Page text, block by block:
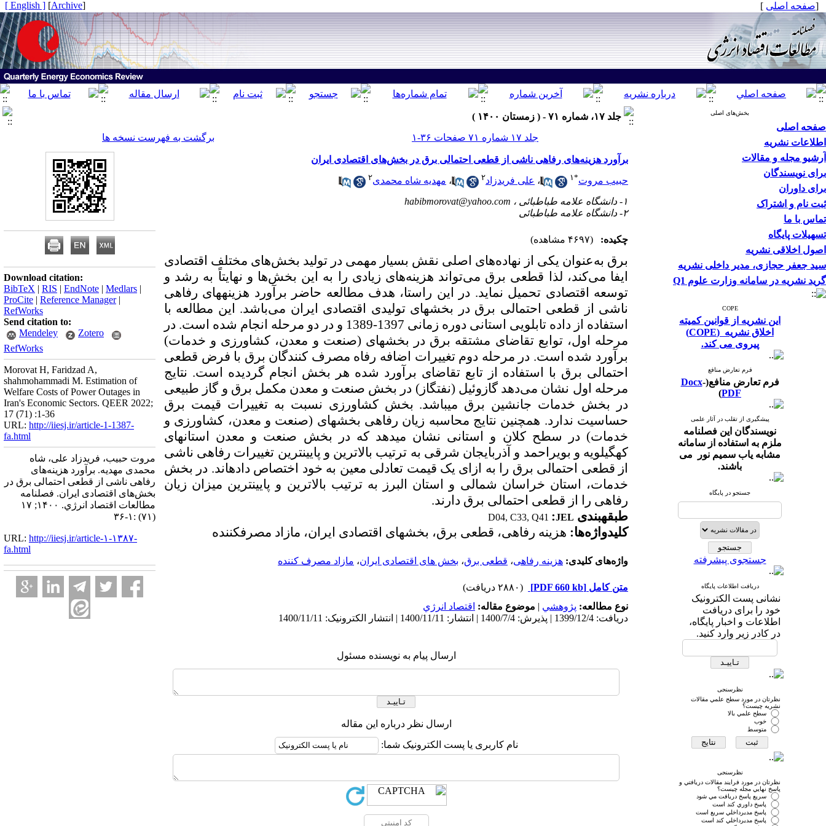
[صفحه اصلی ]
[
Archive
]
[ English ]
بخش‌های اصلی
صفحه اصلی
اطلاعات نشریه
آرشیو مجله و مقالات
برای نویسندگان
برای داوران
ثبت نام و اشتراک
تماس با ما
تسهیلات پایگاه
اصول اخلاقی نشریه
سید جعفر حجازی، مدیر داخلی نشریه
گرید نشریه در سامانه وزارت علوم Q1
COPE
این نشریه از قوانین کمیته
اخلاق نشریه (COPE)
پیروی می کند.
فرم تعارض منافع
فرم تعارض منافع( Docx-
PDF
)
پیشگیری از تقلب در آثار علمی
نویسندگان این فصلنامه
ملزم به استفاده از سامانه
مشابه یاب سمیم نور می
باشند.
جستجو در پایگاه
جستجوی پیشرفته
دریافت اطلاعات پایگاه
نشانی پست الکترونیک
خود را برای دریافت
اطلاعات و اخبار پایگاه،
در کادر زیر وارد کنید.
نظرسنجی
نظرتان در مورد سطح علمي مقالات
نشريه چيست؟
سطح علمي بالا
خوب
متوسط
نظرسنجی
نظرتان در مورد فرايند مقالات دريافتي و
پاسخ نهايي مجله چيست؟
سريع پاسخ دريافت مي شود
پاسخ داوري كند است
پاسخ مديرداخلي سريع است
پاسخ مديرداخلي كند است
جلد ۱۷، شماره ۷۱ - ( زمستان ۱۴۰۰ )
جلد ۱۷ شماره ۷۱ صفحات ۳۶-۱
برگشت به فهرست نسخه ها
برآورد هزینه‌های رفاهی ناشی از قطعی احتمالی برق در بخش‌های اقتصادی ایران
حبیب مروت*۱ ، علی فریدزاد۲ ، مهدیه شاه محمدی۲
۱- دانشگاه علامه طباطبائی ،
habibmorovat@yahoo.com
۲- دانشگاه علامه طباطبائی
چکیده: (۴۶۹۷ مشاهده)
برق به‌عنوان یکی از نهاده‌های اصلی نقش بسیار مهمی در تولید بخشهای مختلف اقتصادی
ایفا میکند، لذا قطعی برق می‌تواند هزینه‌های زیادی را به این بخش‌ها و نهایتاً به رشد و
توسعه اقتصادی تحمیل نماید. در این راستا، هدف مطالعه حاضر برآورد هزینه­های رفاهی
ناشی از قطعی احتمالی برق در بخش­های تولیدی اقتصادی ایران میباشد. این مطالعه با
استفاده از داده تابلویی استانی دوره زمانی 1397-1389 و در دو مرحله انجام شده است. در
مرحله اول، توابع تقاضای مشتقه برق در بخش­های (صنعت و معدن، کشاورزی و خدمات)
برآورد شده است. در مرحله دوم تغییرات اضافه رفاه مصرف­ کنندگان برق با فرض قطعی
احتمالی برق با استفاده از تابع تقاضای برآورد شده هر بخش انجام گردیده است. نتایج
مرحله اول نشان می‌دهد گازوئیل (نفت­گاز) در بخش صنعت و معدن مکمل برق و گاز طبیعی
در بخش خدمات جانشین برق می­باشد. بخش کشاورزی نسبت به تغییرات قیمت برق
حساسیت ندارد. همچنین نتایج محاسبه زیان رفاهی بخش­های (صنعت و معدن، کشاورزی و
خدمات) در سطح کلان و استانی نشان می­دهد که در بخش صنعت و معدن استان­های
کهگیلویه و بویراحمد و آذربایجان شرقی به ترتیب بالاترین و پایین­ترین تغییرات رفاهی ناشی
از قطعی احتمالی برق را به ازای یک قیمت تعادلی معین به خود اختصاص داده­اند. در بخش
خدمات، استان خراسان شمالی و استان البرز به ترتیب بالاترین و پایین­ترین میزان زیان
رفاهی را از قطعی احتمالی برق دارند.
طبقه­بندی JEL
:
D04, C33, Q41
کلیدواژه‌ها: هزینه رفاهی، قطعی برق، بخش­های اقتصادی ایران، مازاد مصرف­کننده
واژه‌های کلیدی: هزینه رفاهی، قطعی برق، بخش های اقتصادی ایران، مازاد مصرف کننده
متن کامل [PDF 660 kb]
(۲۸۸۰ دریافت)
نوع مطالعه: پژوهشي | موضوع مقاله: اقتصاد انرژي
دریافت: 1399/12/4 | پذیرش: 1400/7/4 | انتشار: 1400/11/11 | انتشار الکترونیک: 1400/11/11
ارسال پیام به نویسنده مسئول
ارسال نظر درباره این مقاله
نام کاربری یا پست الکترونیک شما:
Download citation:
BibTeX | RIS | EndNote | Medlars |
ProCite | Reference Manager|
RefWorks
Send citation to:
Mendeley
Zotero
RefWorks
Morovat H, Faridzad A,
shahmohammadi M. Estimation of
Welfare Costs of Power Outages in
Iran's Economic Sectors. QEER 2022;
17 (71) :1-36
URL: http://iiesj.ir/article-1-1387-
fa.html
مروت حبیب، فریدزاد علی، شاه
محمدی مهدیه. برآورد هزینه‌های
رفاهی ناشی از قطعی احتمالی برق در
بخش‌های اقتصادی ایران. فصلنامه
مطالعات اقتصاد انرژي. ۱۴۰۰; ۱۷
(۷۱) :۱-۳۶
URL: http://iiesj.ir/article-۱-۱۳۸۷-
fa.html